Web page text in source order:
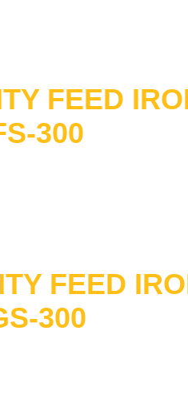
FEED
300
FEED
300